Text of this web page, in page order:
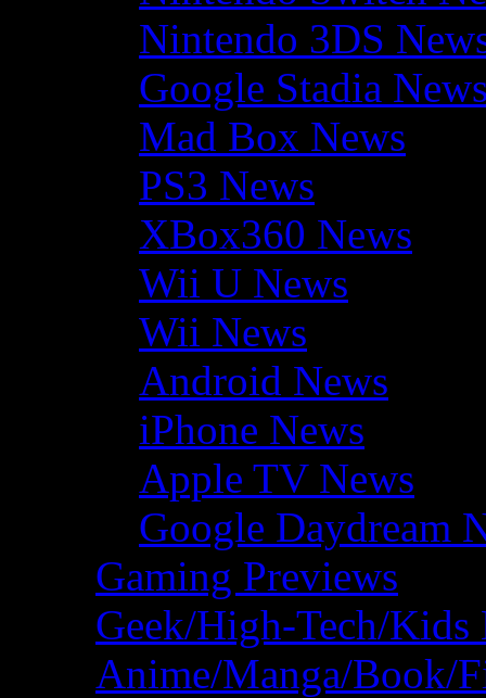
Nintendo 3DS
Google Stadia
Mad Box News
PS3 News
XBox360 News
Wii U News
Wii News
Android News
iPhone News
Apple TV News
Google Daydream
Gaming Previews
Geek/High-Tech/Kids
Anime/Manga/Book/